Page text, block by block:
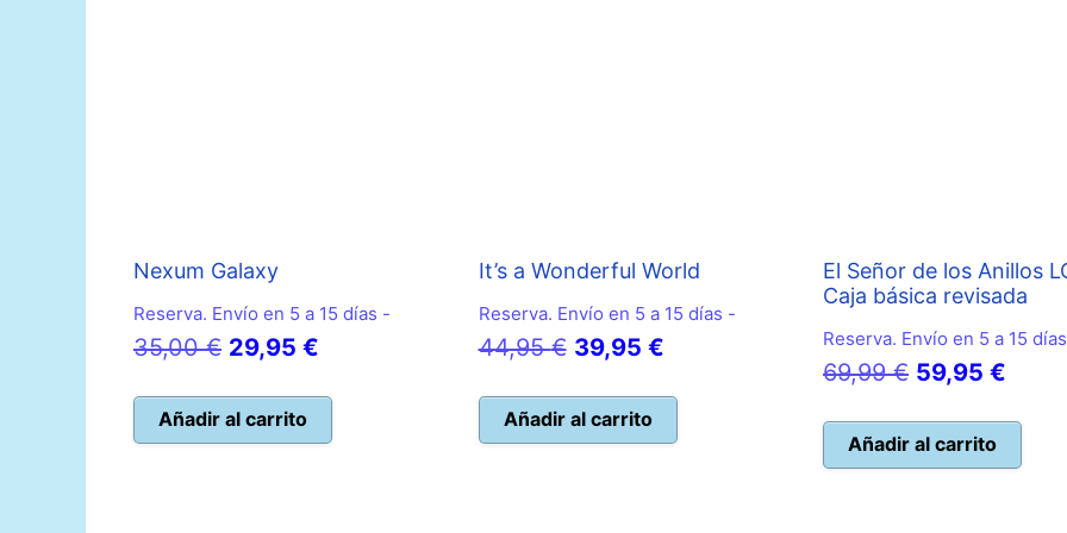
Nexum Galaxy
Reserva. Envío en 5 a 15 días -
35,00€ El
original
era:
29,95 €
es:
Añadir al carrito
It’s a Wonderful World
Reserva. Envío en 5 a 15 días -
44,95€ El
original
era:
39,95 €El
es:
Añadir al carrito
El Señor de los Anillos
Caja básica revisada
Reserva. Envío en 5 a 15
69,99€ El
original
era:
59,95 €
es:
Añadir al carrito